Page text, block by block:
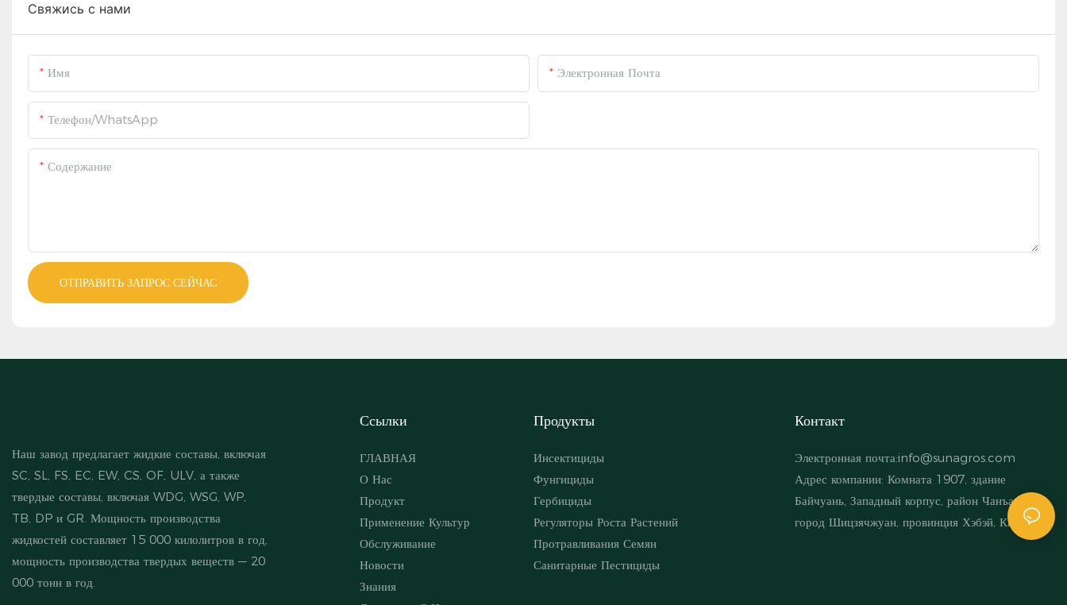
Свяжись с нами
Имя Электронная Почта
Телефон/WhatsApp
Содержание
ОТПРАВИТЬ ЗАПРОС СЕЙЧАС
Наш завод предлагает жидкие составы, включая
SC, SL, FS, EC, EW, CS, OF, ULV, а также
твердые составы, включая WDG, WSG, WP,
TB, DP и GR. Мощность производства
жидкостей составляет 15 000 килолитров в год,
мощность производства твердых веществ — 20
000 тонн в год.
Ссылки
ГЛАВНАЯ
О Нас
Продукт
Применение Культур
Обслуживание
Новости
Знания
Продукты
Инсектициды
Фунгициды
Гербициды
Регуляторы Роста Растений
Протравливания Семян
Санитарные Пестициды
Контакт
Электронная почта:info@sunagros.com
Адрес компании: Комната 1907, здание
Байчуань, Западный корпус, район Чанъань,
город Шицзячжуан, провинция Хэбэй, Китай.